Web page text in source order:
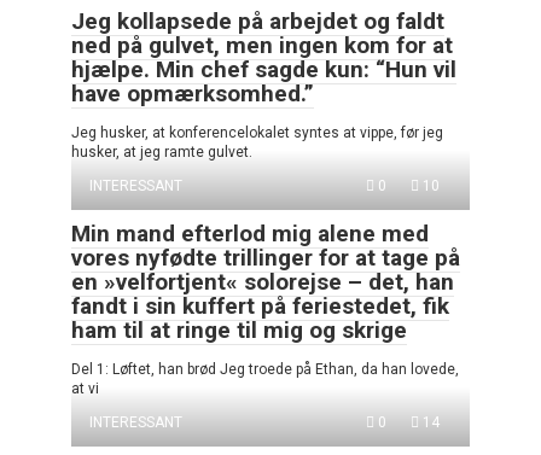
Jeg kollapsede på arbejdet og faldt
ned på gulvet, men ingen kom for at
hjælpe. Min chef sagde kun: “Hun vil
have opmærksomhed.”
Jeg husker, at konferencelokalet syntes at vippe, før jeg
husker, at jeg ramte gulvet.
INTERESSANT
0 10
Min mand efterlod mig alene med
vores nyfødte trillinger for at tage på
en »velfortjent« solorejse – det, han
fandt i sin kuffert på feriestedet, fik
ham til at ringe til mig og skrige
Del 1: Løftet, han brød Jeg troede på Ethan, da han lovede,
at vi
INTERESSANT
0 14